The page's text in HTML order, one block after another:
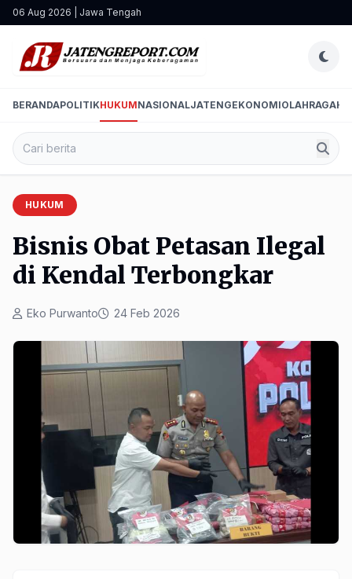
06 Aug 2026 | Jawa Tengah
BERANDAPOLITIKHUKUMNASIONALJATENGEKONOMIOLAHRAGA
HUKUM
Bisnis Obat Petasan Ilegal
di Kendal Terbongkar
Eko Purwanto 24 Feb 2026